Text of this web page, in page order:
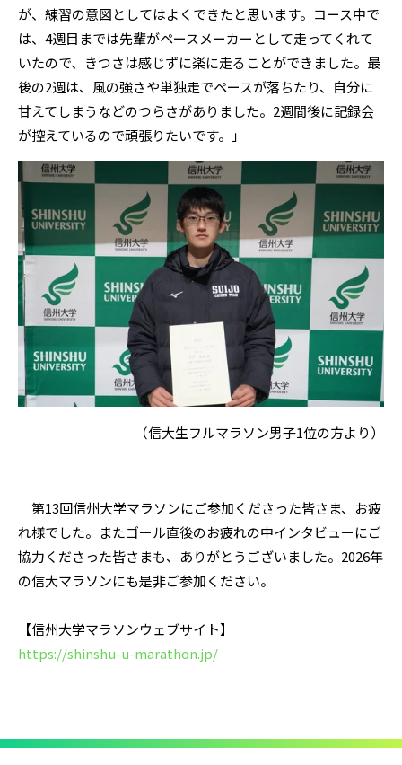
が、練習の意図としてはよくできたと思います。コース中で
は、4週目までは先輩がペースメーカーとして走ってくれて
いたので、きつさは感じずに楽に走ることができました。最
後の2週は、風の強さや単独走でペースが落ちたり、自分に
甘えてしまうなどのつらさがありました。2週間後に記録会
が控えているので頑張りたいです。」
（信大生フルマラソン男子1位の方より）
第13回信州大学マラソンにご参加くださった皆さま、お疲
れ様でした。またゴール直後のお疲れの中インタビューにご
協力くださった皆さまも、ありがとうございました。2026年
の信大マラソンにも是非ご参加ください。
【信州大学マラソンウェブサイト】
https://shinshu-u-marathon.jp/